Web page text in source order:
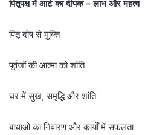
पितृपक्ष में आटे का दीपक – लाभ और महत्व
पितृ दोष से मुक्ति
पूर्वजों की आत्मा को शांति
घर में सुख, समृद्धि और शांति
बाधाओं का निवारण और कार्यों में सफलता